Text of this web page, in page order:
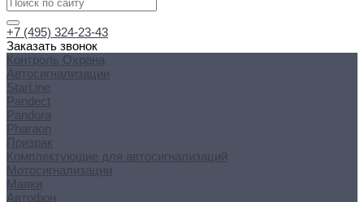
+7 (495) 324-23-43
Заказать звонок
Контроль Охрана
Автосигнализации
StarLine
Pandect
Pandora
Pharaon
Призрак
Комплектующие для автосигнализаций
Мотосигнализации
Маяки
Автофон